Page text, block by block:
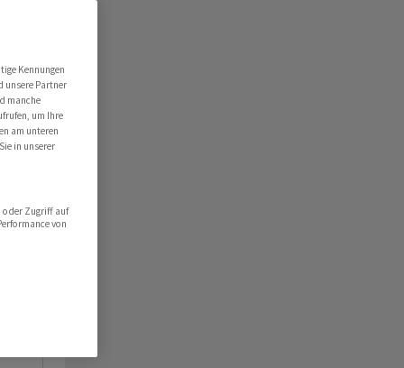
Kennungen
unsere Partner
manche
um Ihre
am unteren
in unserer
oder Zugriff auf
von